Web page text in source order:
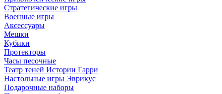
Стратегические игры
Военные игры
Аксессуары
Мешки
Кубики
Протекторы
Часы песочные
Театр теней Истории Гарри
Настольные игры Эврикус
Подарочные наборы